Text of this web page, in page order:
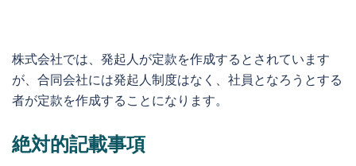
株式会社では、発起人が定款を作成するとされています
が、合同会社には発起人制度はなく、社員となろうとする
者が定款を作成することになります。
絶対的記載事項